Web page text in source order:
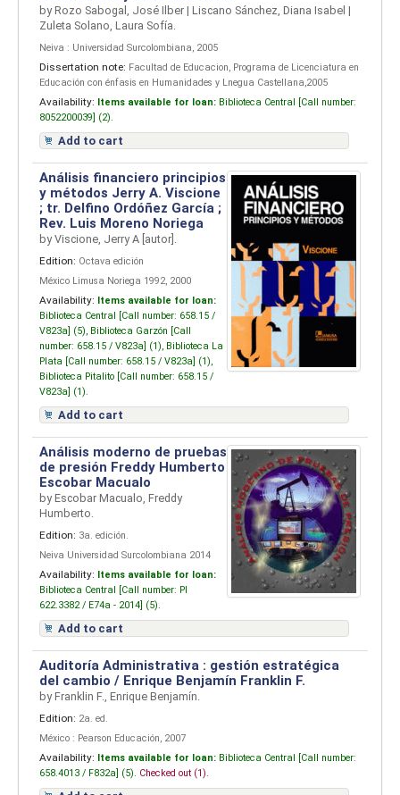
by Rozo Sabogal, José Ilber | Liscano Sánchez, Diana Isabel |
Zuleta Solano, Laura Sofía.
Neiva : Universidad Surcolombiana, 2005
Dissertation note: Facultad de Educacion, Programa de Licenciatura en
Educación con énfasis en Humanidades y Lnegua Castellana,2005
Availability: Items available for loan: Biblioteca Central [ Call number:
8052200039] (2).
Add to cart
Análisis financiero principios
y métodos Jerry A. Viscione
; tr. Delfino Ordóñez García ;
Rev. Luis Moreno Noriega
by Viscione, Jerry A [autor] .
Edition: Octava edición
México Limusa Noriega 1992, 2000
Availability:
Items available for loan:
Biblioteca Central [ Call number: 658.15 /
V823a] (5), Biblioteca Garzón [ Call
number: 658.15 / V823a] (1), Biblioteca La
Plata [ Call number: 658.15 / V823a] (1),
Biblioteca Pitalito [ Call number: 658.15 /
V823a] (1).
Add to cart
Análisis moderno de pruebas
de presión Freddy Humberto
Escobar Macualo
by Escobar Macualo, Freddy
Humberto.
Edition: 3a. edición.
Neiva Universidad Surcolombiana 2014
Availability:
Items available for loan:
Biblioteca Central [ Call number: PI
622.3382 / E74a - 2014] (5).
Add to cart
Auditoría Administrativa : gestión estratégica
del cambio / Enrique Benjamín Franklin F.
by Franklin F., Enrique Benjamín.
Edition: 2a. ed.
México : Pearson Educación, 2007
Availability: Items available for loan: Biblioteca Central [ Call number:
658.4013 / F832a] (5). Checked out (1).